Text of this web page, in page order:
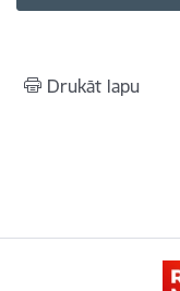
Drukāt lapu